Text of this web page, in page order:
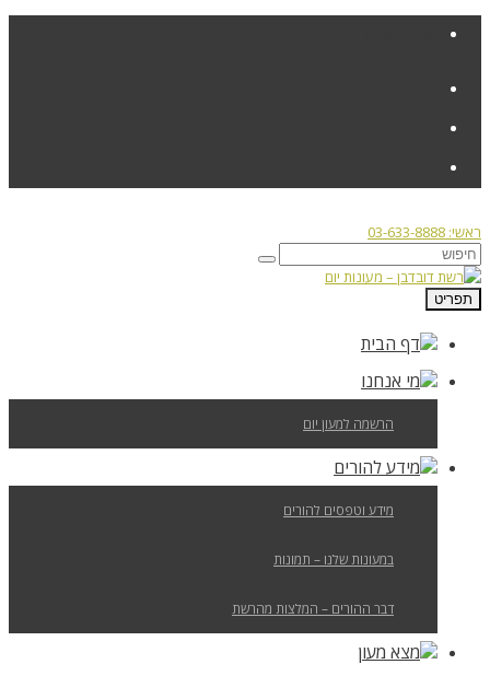
ראשי: 03-633-8888
תפריט
דף הבית
מי אנחנו
הרשמה למעון יום
מידע להורים
מידע וטפסים להורים
במעונות שלנו – תמונות
דבר ההורים – המלצות מהרשת
מצא מעון